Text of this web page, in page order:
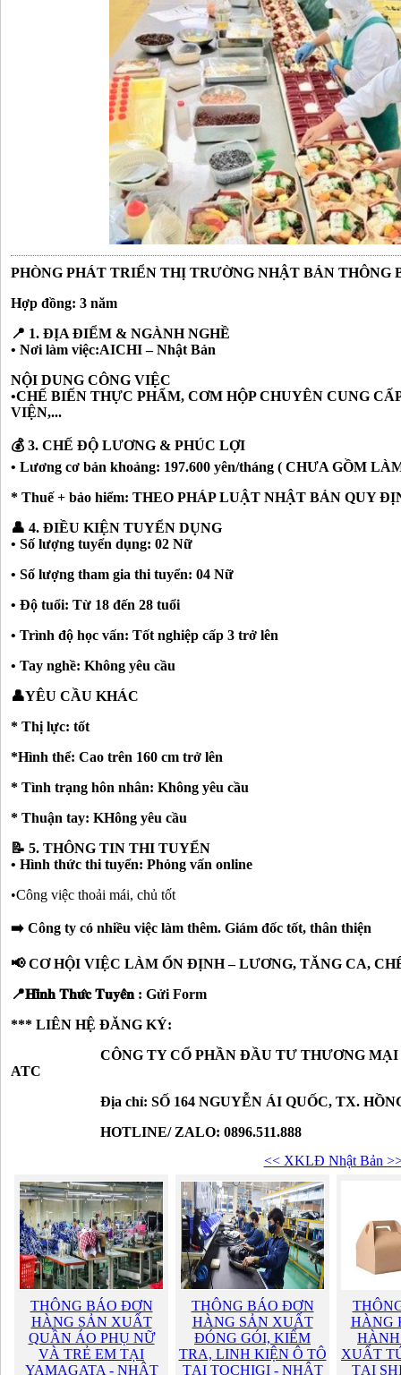
PHÒNG PHÁT TRIỂN THỊ TRƯỜNG NHẬT BẢN THÔNG
Hợp đồng: 3 năm
📍 1. ĐỊA ĐIỂM & NGÀNH NGHỀ
• Nơi làm việc:AICHI – Nhật Bản
NỘI DUNG CÔNG VIỆC
•CHẾ BIẾN THỰC PHẨM, CƠM HỘP CHUYÊN CUNG
VIỆN,...
💰 3. CHẾ ĐỘ LƯƠNG & PHÚC LỢI
• Lương cơ bản khoảng: 197.600 yên/tháng ( CHƯA GỒM
* Thuế + bảo hiểm: THEO PHÁP LUẬT NHẬT BẢN QUY
👤 4. ĐIỀU KIỆN TUYỂN DỤNG
• Số lượng tuyển dụng: 02 Nữ
• Số lượng tham gia thi tuyển: 04 Nữ
• Độ tuổi: Từ 18 đến 28 tuổi
• Trình độ học vấn: Tốt nghiệp cấp 3 trở lên
• Tay nghề: Không yêu cầu
👤YÊU CẦU KHÁC
* Thị lực: tốt
*Hình thể: Cao trên 160 cm trở lên
* Tình trạng hôn nhân: Không yêu cầu
* Thuận tay: KHông yêu cầu
📝 5. THÔNG TIN THI TUYỂN
• Hình thức thi tuyển: Phỏng vấn online
•Công việc thoải mái, chủ tốt
➡️ Công ty có nhiều việc làm thêm. Giám đốc tốt, thân thiện
📢 CƠ HỘI VIỆC LÀM ỔN ĐỊNH – LƯƠNG, TĂNG CA,
📍𝐇𝐢̀𝐧𝐡 𝐓𝐡𝐮̛́𝐜 𝐓𝐮𝐲𝐞̂̉𝐧 : Gửi Form
*** LIÊN HỆ ĐĂNG KÝ:
CÔNG TY CỔ PHẦN ĐẦU TƯ THƯƠNG MẠI VÀ
ATC
Địa chỉ: SỐ 164 NGUYỄN ÁI QUỐC, TX. HỒNG
HOTLINE/ ZALO: 0896.511.888
<< XKLĐ Nhật Bản
THÔNG BÁO ĐƠN
HÀNG SẢN XUẤT
QUẦN ÁO PHỤ NỮ
VÀ TRẺ EM TẠI
YAMAGATA - NHẬT
THÔNG BÁO ĐƠN
HÀNG SẢN XUẤT
ĐÓNG GÓI, KIỂM
TRA, LINH KIỆN Ô TÔ
TẠI TOCHIGI - NHẬT
HÀNG
XUẤT
TẠI